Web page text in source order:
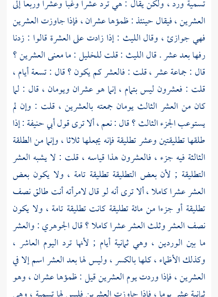
تسمية ورد ، ولكن يقال : هي ترد عشرا وغبا وعشرا وربعا إلى
العشرين ، فيقال حينئذ : ظمؤها عشران ، فإذا جاوزت العشرين
فهي جوازئ ، وقالالليث : إذا زادت على العشرة قالوا : زدنا
رفها بعد عشر . قالالليث : قلتللخليل: ما معنى العشرين ؟
قال : جماعة عشر ، قلت : فالعشر كم يكون ؟ قال : تسعة أيام ،
قلت : فعشرون ليس بتمام ، إنما هو عشران ويومان ، قال : لما
كان من العشر الثالث يومان جمعته بالعشرين ، قلت : وإن لم
يستوعب الجزء الثالث ؟ قال : نعم ، ألا ترى قولأبي حنيفة: إذا
طلقها تطليقتين وعشر تطليقة فإنه يجعلها ثلاثا ، وإنما من الطلقة
الثالثة فيه جزء ، فالعشرون هذا قياسه ، قلت : لا يشبه العشر
التطليقة ; لأن بعض التطليقة تطليقة تامة ، ولا يكون بعض
العشر عشرا كاملا ، ألا ترى أنه لو قال لامرأته أنت طالق نصف
تطليقة أو جزءا من مائة تطليقة كانت تطليقة تامة ، ولا يكون
نصف العشر وثلث العشر عشرا كاملا ؟ قالالجوهري: والعشر
ما بين الوردين ، وهي ثمانية أيام ; لأنها ترد اليوم العاشر ،
وكذلك الأظماء ، كلها بالكسر ، وليس لها بعد العشر اسم إلا في
العشرين ، فإذا وردت يوم العشرين قيل : ظمؤها عشران ، وهو